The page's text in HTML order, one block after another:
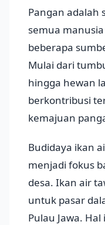
Pangan adalah
semua
beberapa
Mulai dari
hingga hewan
berkontribusi
kemajuan
Budidaya ikan
menjadi fokus
desa. Ikan air
untuk pasar
Pulau Jawa.